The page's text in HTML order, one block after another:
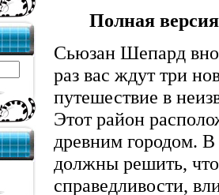
Полная
Сьюзан Шепард
раз вас ждут три
путешествие в
Этот район
древним городом.
должны решить,
справедливости,